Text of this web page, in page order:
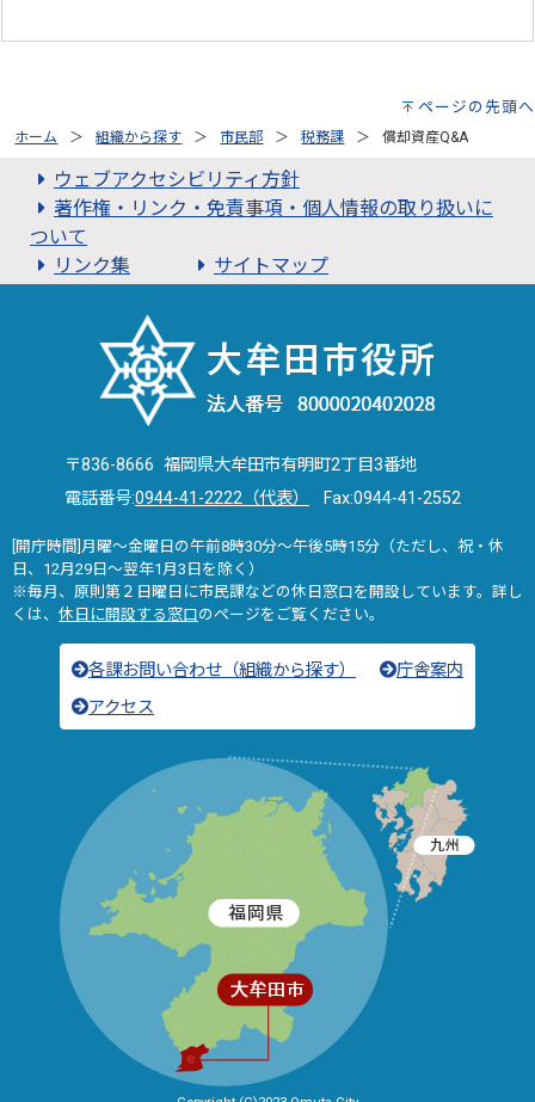
ページの先頭へ
ホーム 組織から探す 市民部 税務課 償却資産Q&A
ウェブアクセシビリティ方針
著作権・リンク・免責事項・個人情報の取り扱いに
ついて
リンク集
サイトマップ
〒836-8666 福岡県大牟田市有明町2丁目3番地
電話番号:0944-41-2222（代表） Fax:0944-41-2552
[開庁時間]月曜～金曜日の午前8時30分～午後5時15分（ただし、祝・休
日、12月29日～翌年1月3日を除く）
※毎月、原則第２日曜日に市民課などの休日窓口を開設しています。詳し
くは、 休日に開設する窓口のページをご覧ください。
各課お問い合わせ（組織から探す）
庁舎案内
アクセス